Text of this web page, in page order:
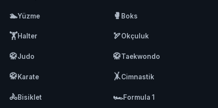
🏊Yüzme 🥊 Boks
🏋️Halter 🏹Okçuluk
🥋Judo 🥋Taekwondo
🥋Karate 🤸Cimnastik
🚴Bisiklet 🏎️Formula 1